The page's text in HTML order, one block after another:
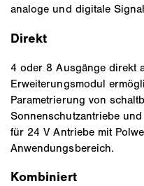
analoge und digitale
Direkt
4 oder 8 Ausgänge direkt
Erweiterungsmodul
Parametrierung von
Sonnenschutzantriebe
für 24 V Antriebe mit
Anwendungsbereich.
Kombiniert